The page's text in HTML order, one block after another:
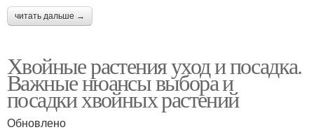
читать дальше →
Хвойные растения уход и посадка.
Важные нюансы выбора и
посадки хвойных растений
Обновлено